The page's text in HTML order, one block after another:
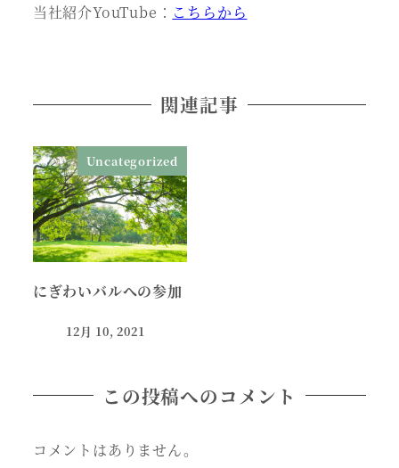
当社紹介YouTube： こちらから
関連記事
Uncategorized
にぎわいバルへの参加
12月 10, 2021
この投稿へのコメント
コメントはありません。